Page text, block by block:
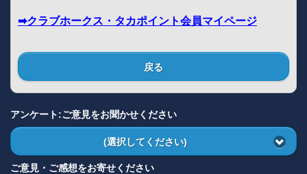
➡クラブホークス・タカポイント会員マイページ
戻る
アンケート:ご意見をお聞かせください
(選択してください)
ご意見・ご感想をお寄せください